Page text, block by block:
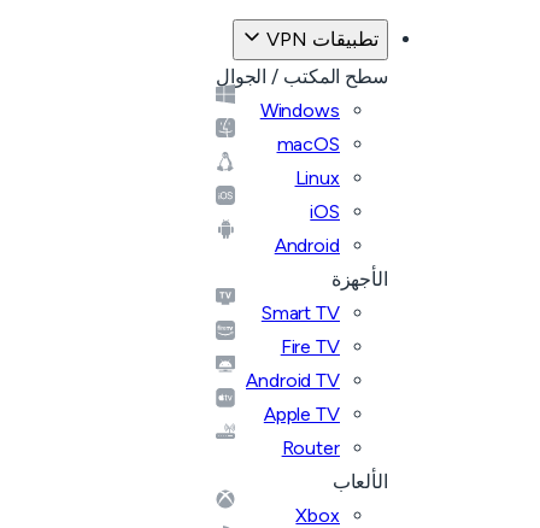
تطبيقات VPN
سطح المكتب / الجوال
Windows
macOS
Linux
iOS
Android
الأجهزة
Smart TV
Fire TV
Android TV
Apple TV
Router
الألعاب
Xbox